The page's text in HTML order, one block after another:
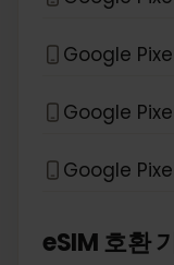
Google
Google
Google
eSIM 호환